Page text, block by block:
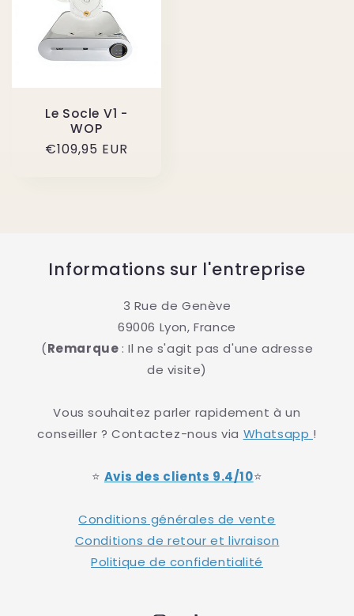
Le Socle V1 -
WOP
Prix
€109,95 EUR
Informations sur l'entreprise
3 Rue de Genève
69006 Lyon, France
(Remarque : Il ne s'agit pas d'une adresse
de visite)
Vous souhaitez parler rapidement à un
conseiller ? Contactez-nous via Whatsapp !
⭐ Avis des clients 9.4/10⭐
Conditions générales de vente
Conditions de retour et livraison
Politique de confidentialité